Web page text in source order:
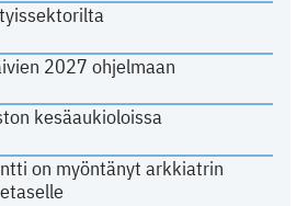
2027 ohjelmaan
kesäaukioloissa
on myöntänyt arkkiatrin